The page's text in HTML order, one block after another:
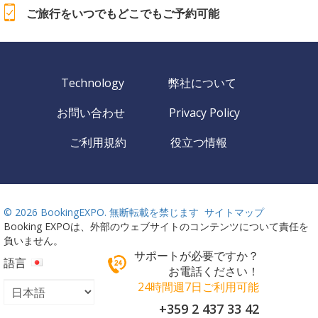
ご旅行をいつでもどこでもご予約可能
Technology
弊社について
お問い合わせ
Privacy Policy
ご利用規約
役立つ情報
© 2026 BookingEXPO. 無断転載を禁じます サイトマップ
Booking EXPOは、外部のウェブサイトのコンテンツについて責任を
負いません。
語言
サポートが必要ですか？
お電話ください！
24時間週7日ご利用可能
+359 2 437 33 42